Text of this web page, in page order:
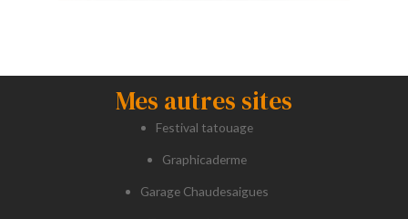
Mes autres sites
Festival tatouage
Graphicaderme
Garage Chaudesaigues